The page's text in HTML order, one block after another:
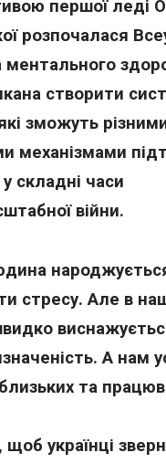
першої леді
розпочалася
ментального
створити
зможуть
механізмами
у складні часи
війни.
народжується
стресу. Але в
А нам
та
українці